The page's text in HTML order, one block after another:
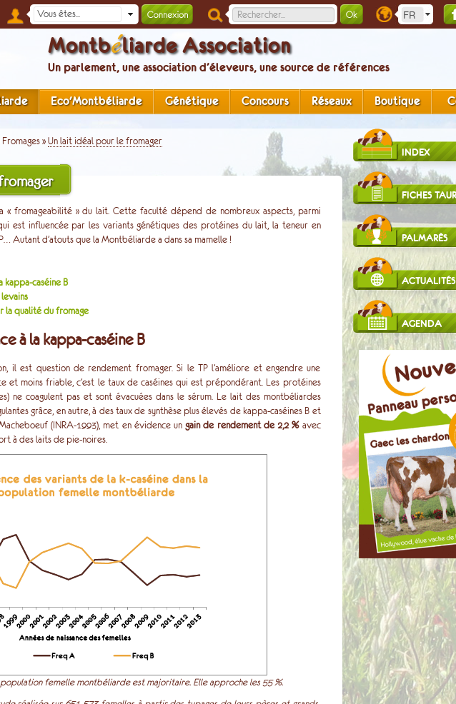
Montbéliarde Association
Un parlement, une association d’éleveurs, une source de références
Eco'Montbéliarde Génétique Concours Réseaux Boutique
Fromages» Un lait idéal pour le fromager
« fromageabilité » du lait. Cette faculté dépend de nombreux aspects, parmi
est influencée par les variants génétiques des protéines du lait, la teneur en
Autant d’atouts que la Montbéliarde a dans sa mamelle !
kappa-caséine B
la qualité du fromage
à la kappa-caséine B
il est question de rendement fromager. Si le TP l’améliore et engendre une
et moins friable, c’est le taux de caséines qui est prépondérant. Les protéines
ne coagulent pas et sont évacuées dans le sérum. Le lait des montbéliardes
grâce, en autre, à des taux de synthèse plus élevés de kappa-caséines B et
(INRA-1993), met en évidence ungain de rendement de 2,2 %avec
à des laits de pie-noires.
population femelle montbéliarde est majoritaire. Elle approche les 55 %.
INDEX
FICHES
PALMARÈS
ACTUALITÉS
AGENDA